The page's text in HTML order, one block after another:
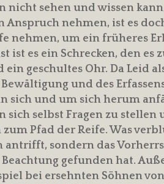
nicht sehen und wissen
nehmen, ist es
nehmen, um ein früheres
ist es ein Schrecken, den es
geschultes Ohr. Da Leid
und des
sich und um sich herum
sich selbst Fragen zu
Pfad der Reife. Was
antrifft, sondern das
Beachtung gefunden hat.
bei ersehnten Söhnen